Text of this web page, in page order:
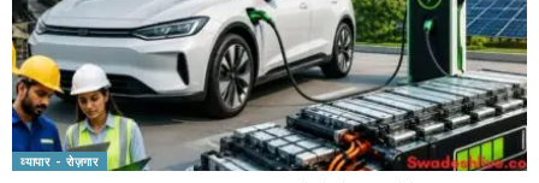
व्यापार - रोज़गार